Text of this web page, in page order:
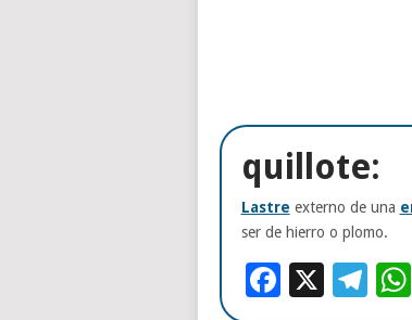
quillote:
Lastre externo de una
ser de hierro o plomo.
X